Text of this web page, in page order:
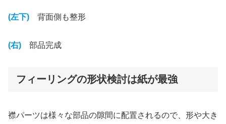
(左下) 背面側も整形
(右) 部品完成
フィーリングの形状検討は紙が最強
襟パーツは様々な部品の隙間に配置されるので、形や大き